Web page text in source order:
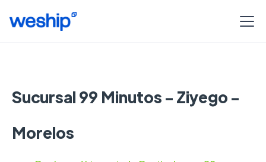
Sucursal 99 Minutos - Ziyego -
Morelos